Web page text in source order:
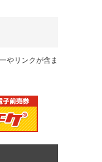
やリンクが含ま